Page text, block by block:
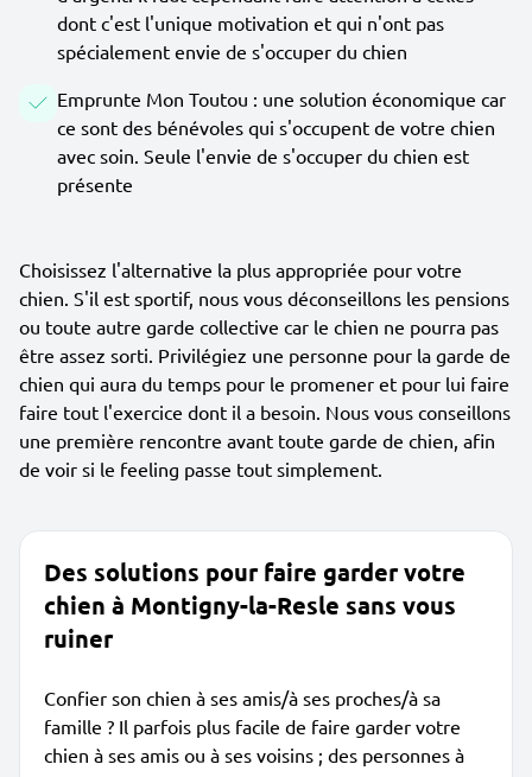
dont c'est l'unique motivation et qui n'ont pas
spécialement envie de s'occuper du chien
Emprunte Mon Toutou : une solution économique car
ce sont des bénévoles qui s'occupent de votre chien
avec soin. Seule l'envie de s'occuper du chien est
présente
Choisissez l'alternative la plus appropriée pour votre
chien. S'il est sportif, nous vous déconseillons les pensions
ou toute autre garde collective car le chien ne pourra pas
être assez sorti. Privilégiez une personne pour la garde de
chien qui aura du temps pour le promener et pour lui faire
faire tout l'exercice dont il a besoin. Nous vous conseillons
une première rencontre avant toute garde de chien, afin
de voir si le feeling passe tout simplement.
Des solutions pour faire garder votre
chien à Montigny-la-Resle sans vous
ruiner
Confier son chien à ses amis/à ses proches/à sa
famille ? Il parfois plus facile de faire garder votre
chien à ses amis ou à ses voisins ; des personnes à